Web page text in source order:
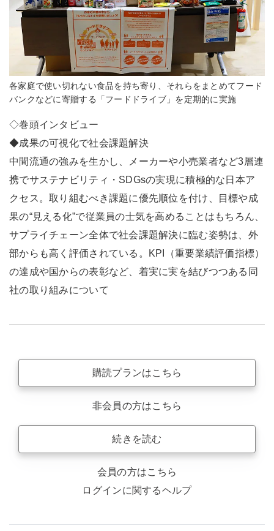
各家庭で使い切れない食品を持ち寄り、それらをまとめてフード
バンクなどに寄贈する「フードドライブ」を定期的に実施
◇巻頭インタビュー
◆成果の可視化で社会課題解決
中間流通の強みを生かし、メーカーや小売業者など3層連
携でサステナビリティ・SDGsの実現に積極的な日本ア
クセス。取り組むべき課題に優先順位を付け、目標や成
果の“見える化”で従業員の士気を高めることはもちろん、
サプライチェーン全体で社会課題解決に臨む姿勢は、外
部からも高く評価されている。KPI（重要業績評価指標）
の達成や国からの表彰など、着実に実を結びつつある同
社の取り組みについて
購読プランはこちら
非会員の方はこちら
続きを読む
会員の方はこちら
ログインに関するヘルプ